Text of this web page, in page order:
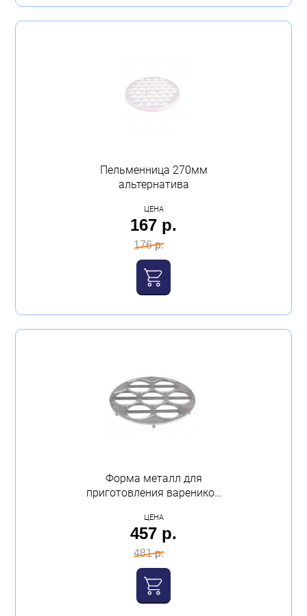
Пельменница 270мм
альтернатива
ЦЕНА
167 р.
176 р.
Форма металл для
приготовления вареников
ЦЕНА
457 р.
481 р.